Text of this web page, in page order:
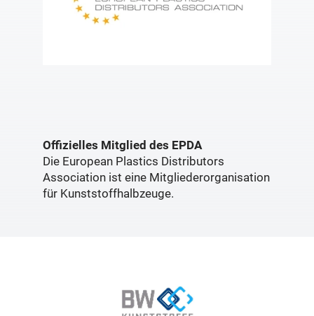
Offizielles Mitglied des EPDA
Die European Plastics Distributors
Association ist eine Mitgliederorganisation
für Kunststoffhalbzeuge.